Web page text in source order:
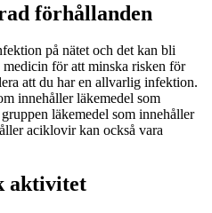
förhållanden
på nätet och det kan bli
för att minska risken för
att du har en allvarlig infektion.
innehåller läkemedel som
läkemedel som innehåller
aciklovir kan också vara
aktivitet